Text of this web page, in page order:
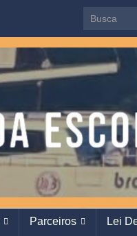
Search for:
Parceiros Lei